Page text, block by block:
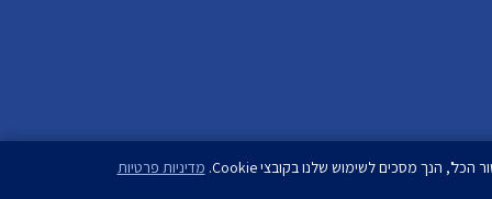
מדיניות פרטיות